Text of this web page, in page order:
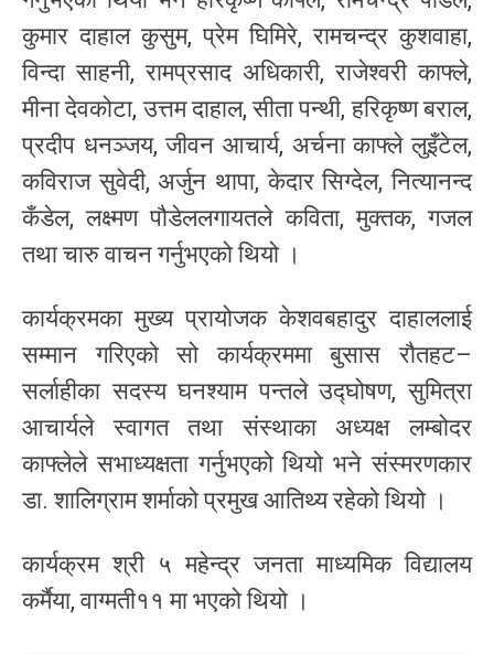
कुमार दाहाल कुसुम, प्रेम घिमिरे, रामचन्द्र कुशवाहा,
विन्दा साहनी, रामप्रसाद अधिकारी, राजेश्वरी काफ्ले,
मीना देवकोटा, उत्तम दाहाल, सीता पन्थी, हरिकृष्ण बराल,
प्रदीप धनञ्जय, जीवन आचार्य, अर्चना काफ्ले लुइँटेल,
कविराज सुवेदी, अर्जुन थापा, केदार सिग्देल, नित्यानन्द
कँडेल, लक्ष्मण पौडेललगायतले कविता, मुक्तक, गजल
तथा चारु वाचन गर्नुभएको थियो ।
कार्यक्रमका मुख्य प्रायोजक केशवबहादुर दाहाललाई
सम्मान गरिएको सो कार्यक्रममा बुसास रौतहट–
सर्लाहीका सदस्य घनश्याम पन्तले उद्घोषण, सुमित्रा
आचार्यले स्वागत तथा संस्थाका अध्यक्ष लम्बोदर
काफ्लेले सभाध्यक्षता गर्नुभएको थियो भने संस्मरणकार
डा. शालिग्राम शर्माको प्रमुख आतिथ्य रहेको थियो ।
कार्यक्रम श्री ५ महेन्द्र जनता माध्यमिक विद्यालय
कर्मैया, वाग्मती११ मा भएको थियो ।